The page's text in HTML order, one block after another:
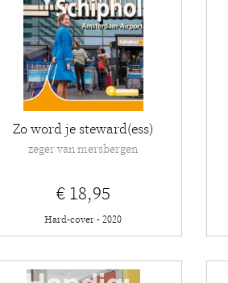
Zo word je steward(ess)
zeger van mersbergen
€ 18,95
Hard-cover - 2020